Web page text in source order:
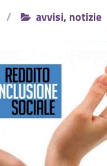
avvisi, notizie